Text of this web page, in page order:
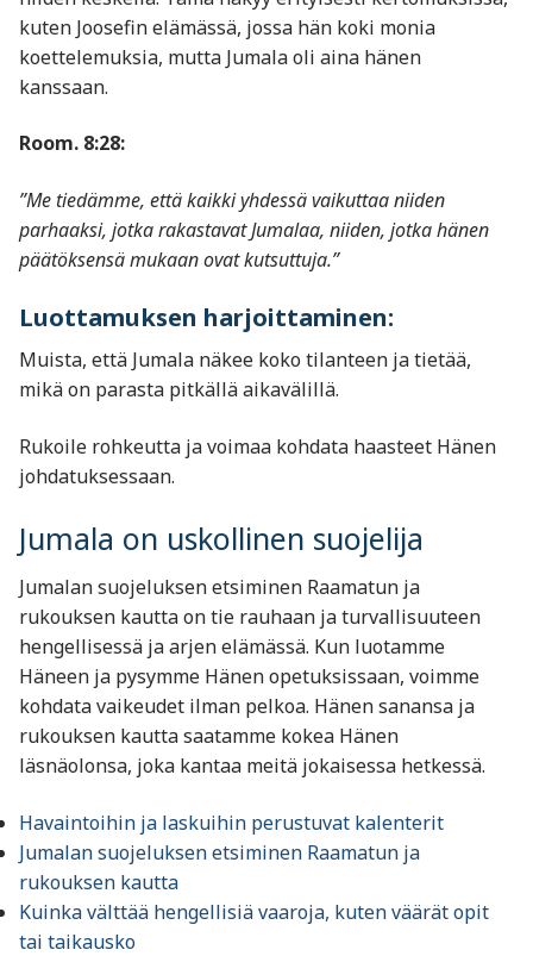
kuten Joosefin elämässä, jossa hän koki monia
koettelemuksia, mutta Jumala oli aina hänen
kanssaan.
Room. 8:28:
”Me tiedämme, että kaikki yhdessä vaikuttaa niiden
parhaaksi, jotka rakastavat Jumalaa, niiden, jotka hänen
päätöksensä mukaan ovat kutsuttuja.”
Luottamuksen harjoittaminen:
Muista, että Jumala näkee koko tilanteen ja tietää,
mikä on parasta pitkällä aikavälillä.
Rukoile rohkeutta ja voimaa kohdata haasteet Hänen
johdatuksessaan.
Jumala on uskollinen suojelija
Jumalan suojeluksen etsiminen Raamatun ja
rukouksen kautta on tie rauhaan ja turvallisuuteen
hengellisessä ja arjen elämässä. Kun luotamme
Häneen ja pysymme Hänen opetuksissaan, voimme
kohdata vaikeudet ilman pelkoa. Hänen sanansa ja
rukouksen kautta saatamme kokea Hänen
läsnäolonsa, joka kantaa meitä jokaisessa hetkessä.
Havaintoihin ja laskuihin perustuvat kalenterit
Jumalan suojeluksen etsiminen Raamatun ja
rukouksen kautta
Kuinka välttää hengellisiä vaaroja, kuten väärät opit
tai taikausko